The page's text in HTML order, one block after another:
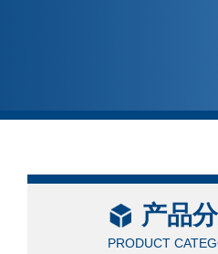
产品
PRODUCT